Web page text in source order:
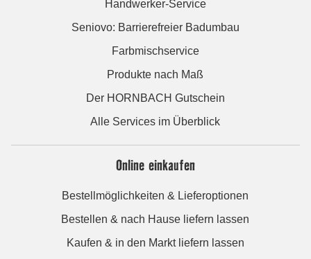
Handwerker-Service
Seniovo: Barrierefreier Badumbau
Farbmischservice
Produkte nach Maß
Der HORNBACH Gutschein
Alle Services im Überblick
Online einkaufen
Bestellmöglichkeiten & Lieferoptionen
Bestellen & nach Hause liefern lassen
Kaufen & in den Markt liefern lassen